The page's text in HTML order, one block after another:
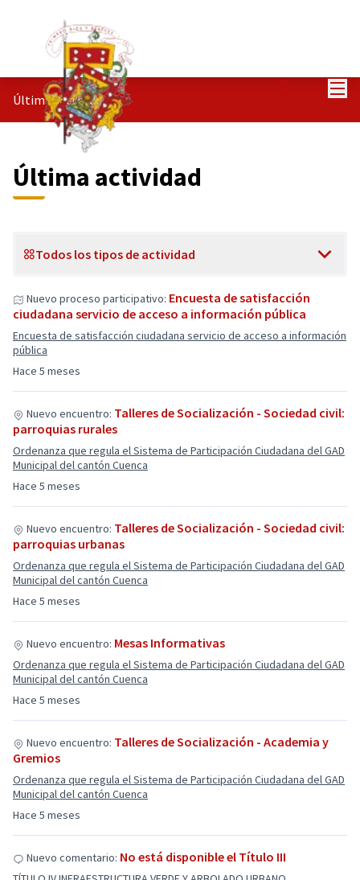
Últimas actividades
Última actividad
Todos los tipos de actividad
Hace 5 meses
Nuevo proceso participativo: Encuesta de satisfacción
ciudadana servicio de acceso a información pública
Encuesta de satisfacción ciudadana servicio de acceso a información
pública
Hace 5 meses
Nuevo encuentro: Talleres de Socialización - Sociedad civil:
parroquias rurales
Ordenanza que regula el Sistema de Participación Ciudadana del GAD
Municipal del cantón Cuenca
Hace 5 meses
Nuevo encuentro: Talleres de Socialización - Sociedad civil:
parroquias urbanas
Ordenanza que regula el Sistema de Participación Ciudadana del GAD
Municipal del cantón Cuenca
Hace 5 meses
Nuevo encuentro: Mesas Informativas
Ordenanza que regula el Sistema de Participación Ciudadana del GAD
Municipal del cantón Cuenca
Hace 5 meses
Nuevo encuentro: Talleres de Socialización - Academia y
Gremios
Ordenanza que regula el Sistema de Participación Ciudadana del GAD
Municipal del cantón Cuenca
Nuevo comentario: No está disponible el Título III